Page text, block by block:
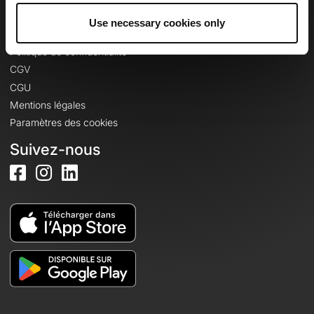
Use necessary cookies only
Informations légales
Politique de confidentialité
CGV
CGU
Mentions légales
Paramètres des cookies
Suivez-nous